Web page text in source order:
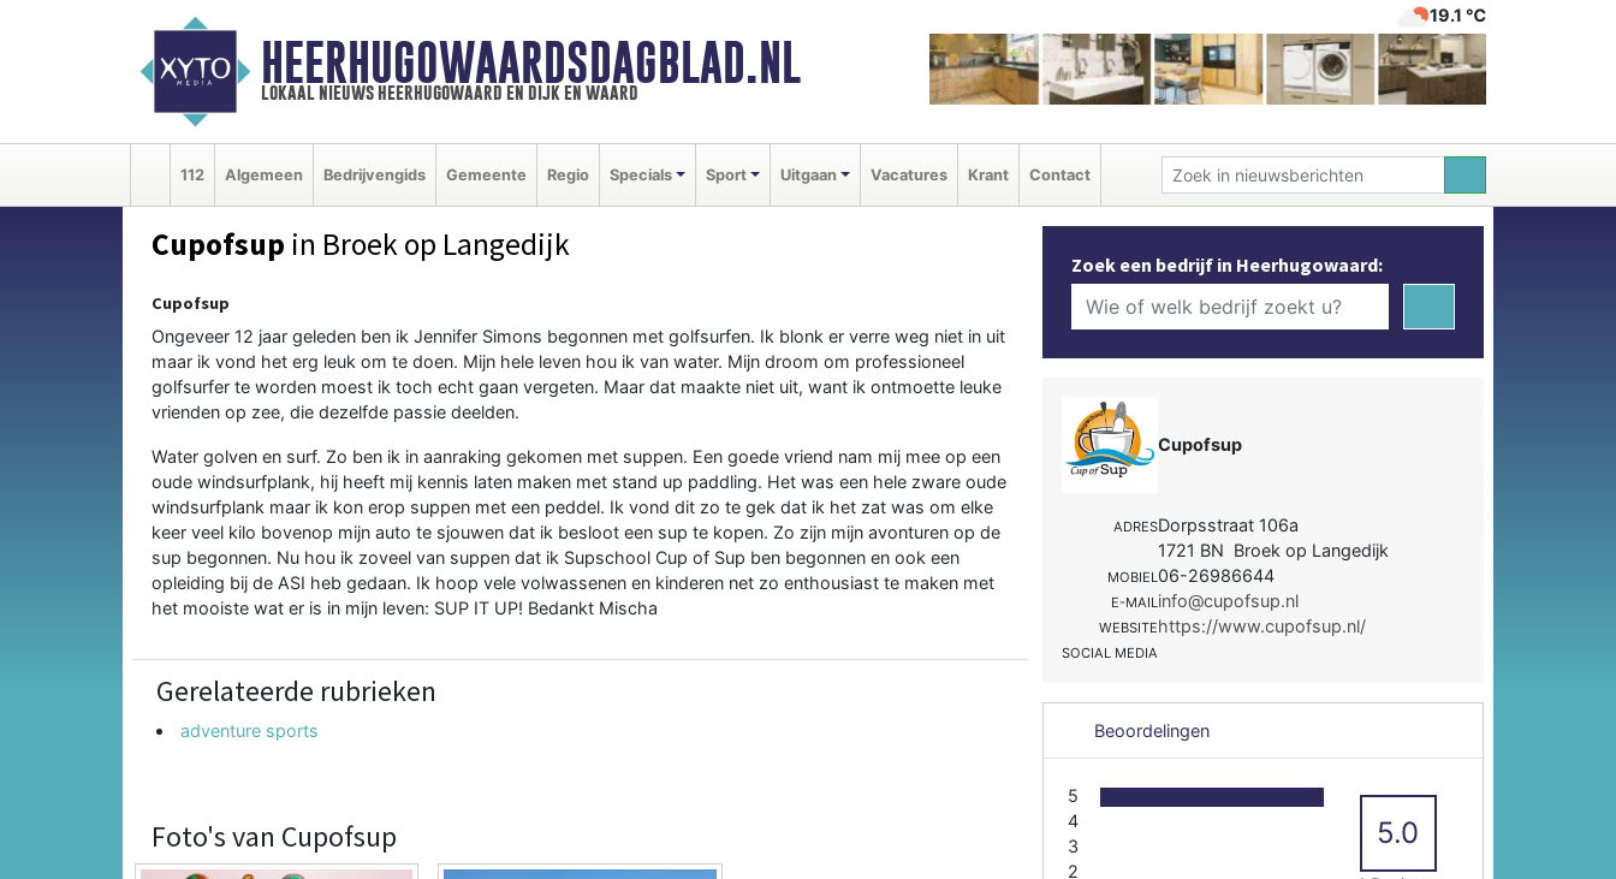
HEERHUGOWAARDSDAGBLAD.NL
lokaal nieuws heerhugowaard en dijk en waard
19.1 ℃
112 Algemeen Bedrijvengids Gemeente Regio Specials Sport Uitgaan Vacatures Krant Contact
Cupofsup in Broek op Langedijk
Cupofsup
Ongeveer 12 jaar geleden ben ik Jennifer Simons begonnen met golfsurfen. Ik blonk er verre weg niet in uit
maar ik vond het erg leuk om te doen. Mijn hele leven hou ik van water. Mijn droom om professioneel
golfsurfer te worden moest ik toch echt gaan vergeten. Maar dat maakte niet uit, want ik ontmoette leuke
vrienden op zee, die dezelfde passie deelden.
Water golven en surf. Zo ben ik in aanraking gekomen met suppen. Een goede vriend nam mij mee op een
oude windsurfplank, hij heeft mij kennis laten maken met stand up paddling. Het was een hele zware oude
windsurfplank maar ik kon erop suppen met een peddel. Ik vond dit zo te gek dat ik het zat was om elke
keer veel kilo bovenop mijn auto te sjouwen dat ik besloot een sup te kopen. Zo zijn mijn avonturen op de
sup begonnen. Nu hou ik zoveel van suppen dat ik Supschool Cup of Sup ben begonnen en ook een
opleiding bij de ASI heb gedaan. Ik hoop vele volwassenen en kinderen net zo enthousiast te maken met
het mooiste wat er is in mijn leven: SUP IT UP! Bedankt Mischa
Gerelateerde rubrieken
adventure sports
Foto's van Cupofsup
Zoek een bedrijf in Heerhugowaard:
Cupofsup
ADRESDorpsstraat 106a
1721 BN Broek op Langedijk
MOBIEL06-26986644
E-MAILinfo@cupofsup.nl
WEBSITEhttps://www.cupofsup.nl/
SOCIAL MEDIA
Beoordelingen
5
4
3
2
5.0